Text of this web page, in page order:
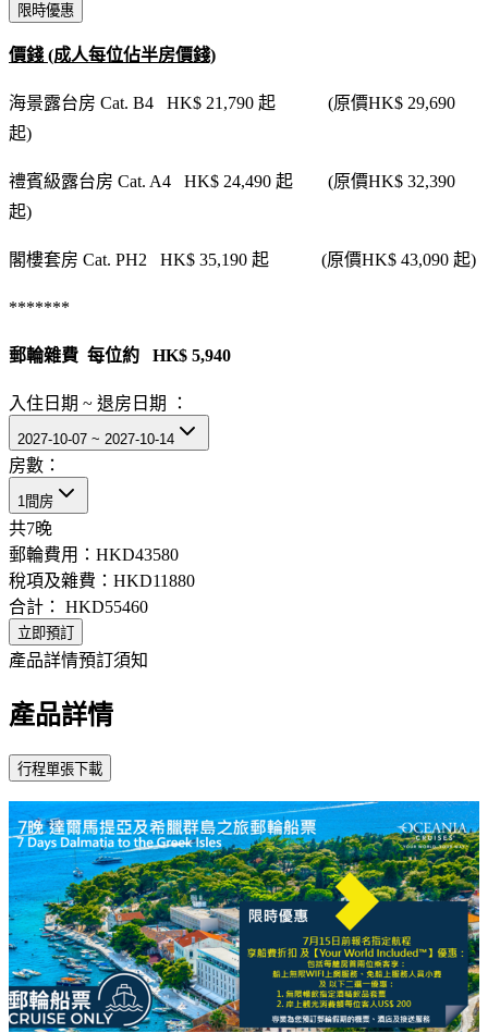
限時優惠
價錢 (成人每位佔半房價錢)
海景露台房 Cat. B4 HK$ 21,790 起 (原價HK$ 29,690
起)
禮賓級露台房 Cat. A4 HK$ 24,490 起 (原價HK$ 32,390
起)
閣樓套房 Cat. PH2 HK$ 35,190 起 (原價HK$ 43,090 起)
*******
郵輪雜費 每位約 HK$ 5,940
入住日期 ~ 退房日期 ：
2027-10-07 ~ 2027-10-14
房數：
1間房
共7晚
郵輪費用： HKD43580
稅項及雜費： HKD11880
合計： HKD55460
立即預訂
產品詳情預訂須知
產品詳情